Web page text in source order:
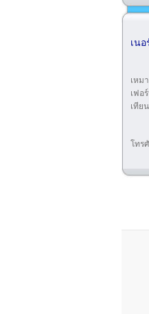
เนอ
เหม
เฟอ
เทีย
โทร